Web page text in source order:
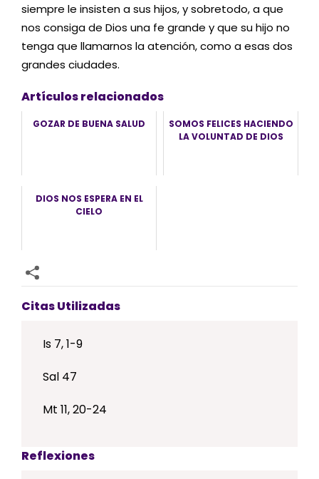
siempre le insisten a sus hijos, y sobretodo, a que
nos consiga de Dios una fe grande y que su hijo no
tenga que llamarnos la atención, como a esas dos
grandes ciudades.
Artículos relacionados
GOZAR DE BUENA SALUD
SOMOS FELICES HACIENDO
LA VOLUNTAD DE DIOS
DIOS NOS ESPERA EN EL
CIELO
Citas Utilizadas
Is 7, 1-9
Sal 47
Mt 11, 20-24
Reflexiones